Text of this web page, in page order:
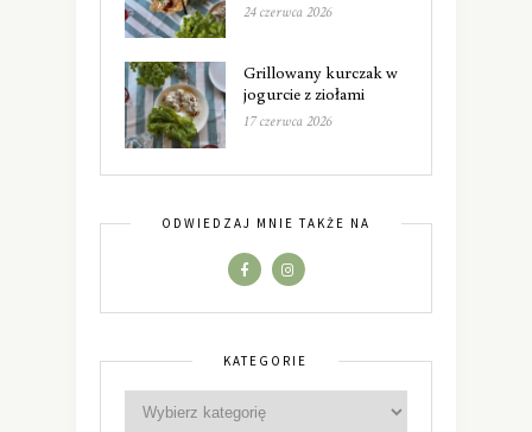
24 czerwca 2026
Grillowany kurczak w
jogurcie z ziołami
17 czerwca 2026
ODWIEDZAJ MNIE TAKŻE NA
KATEGORIE